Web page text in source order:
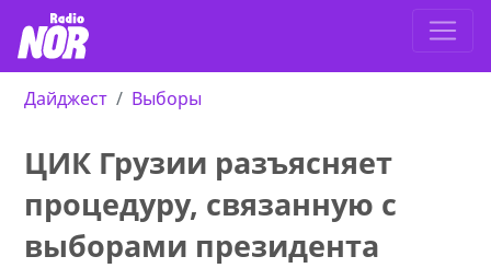
Дайджест Выборы
ЦИК Грузии разъясняет
процедуру, связанную с
выборами президента